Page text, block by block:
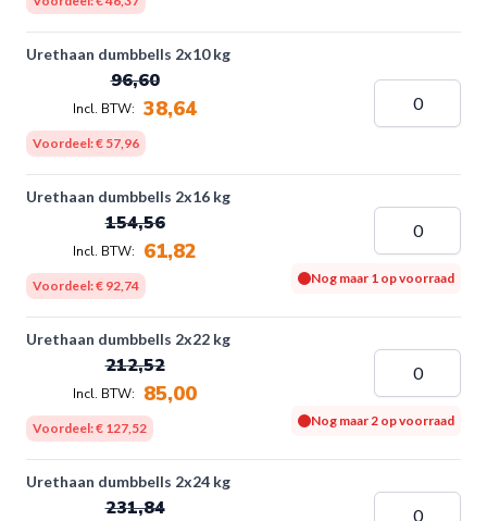
Urethaan dumbbells 2x10 kg
38,64
96,60
Voordeel:€ 57,96
Urethaan dumbbells 2x16 kg
61,82
154,56
Voordeel:€ 92,74 Nog maar 1 op voorraad
Urethaan dumbbells 2x22 kg
85,00
212,52
Voordeel:€ 127,52 Nog maar 2 op voorraad
Urethaan dumbbells 2x24 kg
231,84